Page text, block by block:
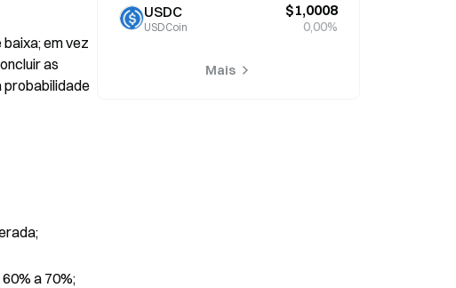
em vez
as
probabilidade
a 70%;
USDC
USDCoin
$1,0008
0,00%
Mais